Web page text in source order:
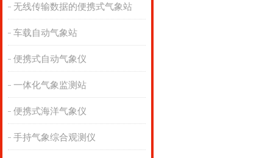
无线传输数据的便携式气象站
车载自动气象站
便携式自动气象仪
一体化气象监测站
便携式海洋气象仪
手持气象综合观测仪